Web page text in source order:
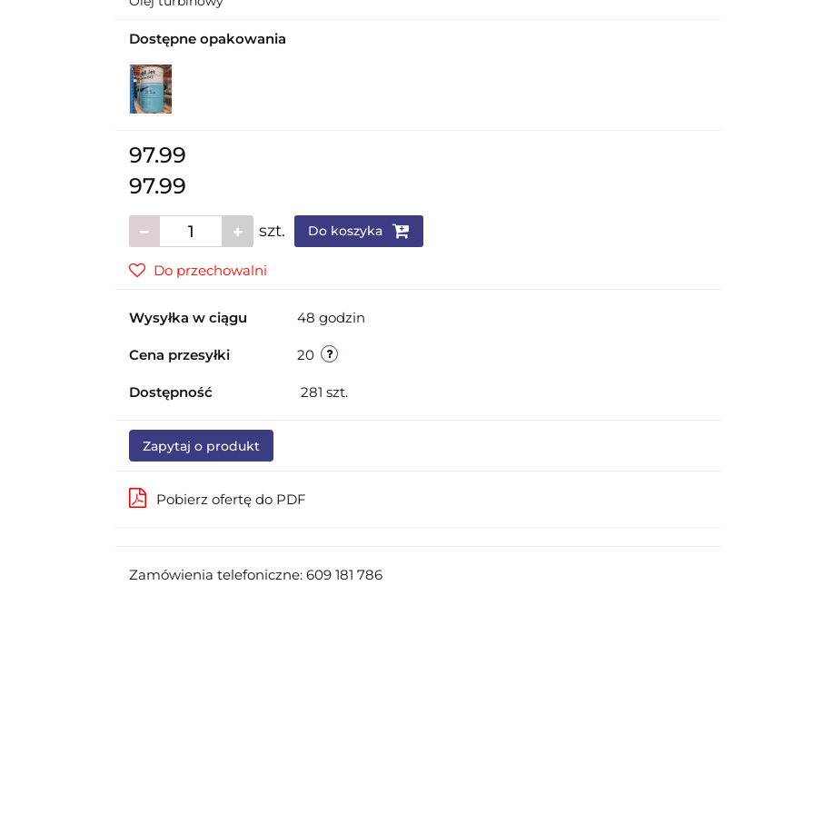
Dostępne opakowania
97.99
97.99
szt. Do koszyka
Do przechowalni
Wysyłka w ciągu 48 godzin
Cena przesyłki 20
Dostępność 281 szt.
Zapytaj o produkt
Pobierz ofertę do PDF
Zamówienia telefoniczne: 609 181 786